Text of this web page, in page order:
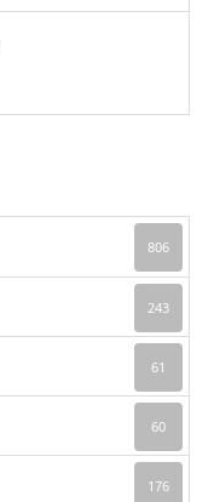
806
243
61
60
176